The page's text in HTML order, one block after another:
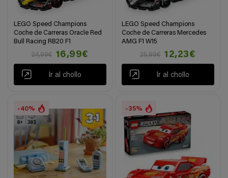
LEGO Speed Champions
Coche de Carreras Oracle Red
Bull Racing RB20 F1
24,99€
16,99€
Ir al chollo
LEGO Speed Champions
Coche de Carreras Mercedes
AMG F1 W15
25,99€
12,23€
Ir al chollo
-40% -35%